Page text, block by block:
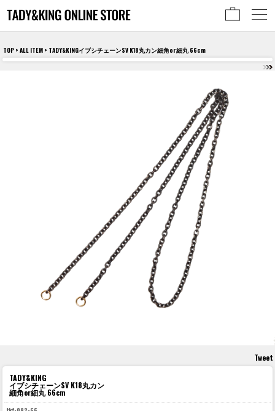
TOP > ALL ITEM > TADY&KINGイブシチェーンSV K18丸カン細角or細丸 66cm
Tweet
TADY&KING
イブシチェーンSV K18丸カン
細角or細丸 66cm